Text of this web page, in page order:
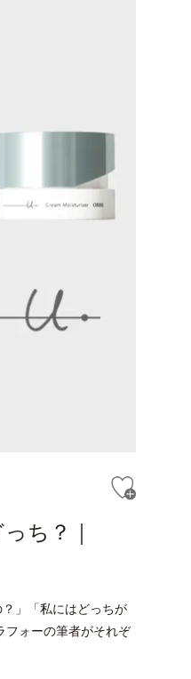
ち？｜
」「私にはどっちが
フォーの筆者がそれぞ